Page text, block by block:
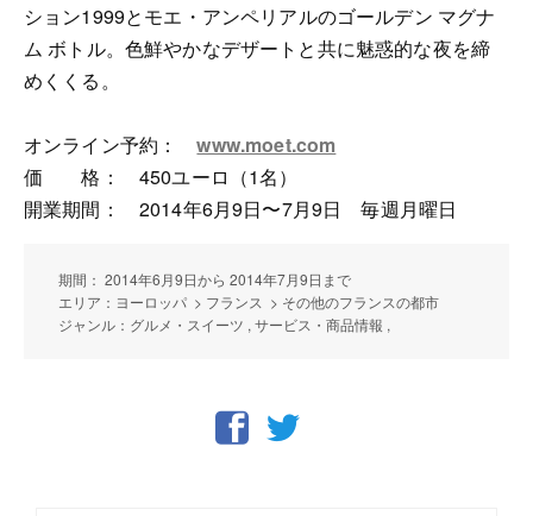
ション1999とモエ・アンペリアルのゴールデン マグナ
ム ボトル。色鮮やかなデザートと共に魅惑的な夜を締
めくくる。
オンライン予約：www.moet.com
価 格： 450ユーロ（1名）
開業期間： 2014年6月9日〜7月9日 毎週月曜日
期間： 2014年6月9日から 2014年7月9日まで
エリア：ヨーロッパ > フランス > その他のフランスの都市
ジャンル：グルメ・スイーツ , サービス・商品情報 ,